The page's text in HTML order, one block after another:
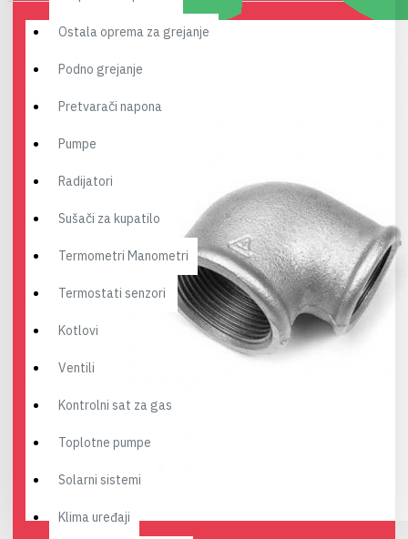
Ostala oprema za grejanje
Podno grejanje
Pretvarači napona
Pumpe
Radijatori
Sušači za kupatilo
Termometri Manometri
Termostati senzori
Kotlovi
Ventili
Kontrolni sat za gas
Toplotne pumpe
Solarni sistemi
Klima uređaji